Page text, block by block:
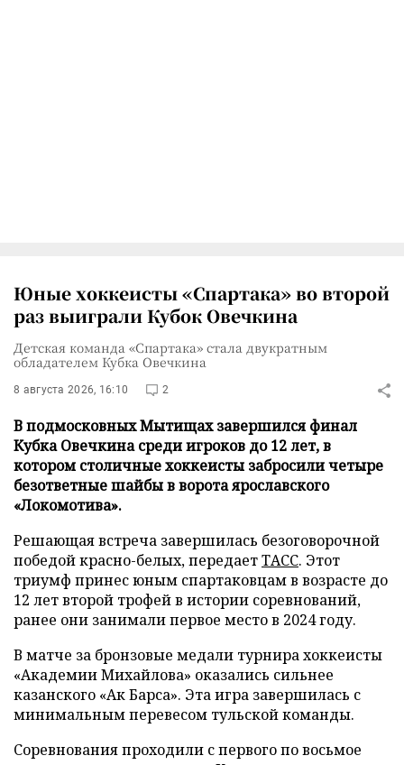
Юные хоккеисты «Спартака» во второй
раз выиграли Кубок Овечкина
Детская команда «Спартака» стала двукратным
обладателем Кубка Овечкина
8 августа 2026, 16:10 2
В подмосковных Мытищах завершился финал
Кубка Овечкина среди игроков до 12 лет, в
котором столичные хоккеисты забросили четыре
безответные шайбы в ворота ярославского
«Локомотива».
Решающая встреча завершилась безоговорочной
победой красно-белых, передаетТАСС. Этот
триумф принес юным спартаковцам в возрасте до
12 лет второй трофей в истории соревнований,
ранее они занимали первое место в 2024 году.
В матче за бронзовые медали турнира хоккеисты
«Академии Михайлова» оказались сильнее
казанского «Ак Барса». Эта игра завершилась с
минимальным перевесом тульской команды.
Соревнования проходили с первого по восьмое